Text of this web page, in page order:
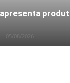
- 05/08/2026